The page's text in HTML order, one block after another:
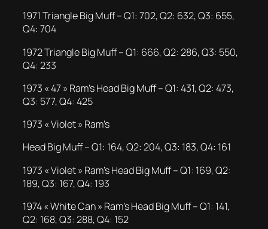
1971 Triangle Big Muff – Q1: 702, Q2: 632, Q3: 655,
Q4: 704
1972 Triangle Big Muff – Q1: 666, Q2: 286, Q3: 550,
Q4: 233
1973 « 47 » Ram’s Head Big Muff – Q1: 431, Q2: 473,
Q3: 577, Q4: 425
1973 « Violet » Ram’s
Head Big Muff – Q1: 164, Q2: 204, Q3: 183, Q4: 161
1973 « Violet » Ram’s Head Big Muff – Q1: 169, Q2:
189, Q3: 167, Q4: 193
1974 « White Can » Ram’s Head Big Muff – Q1: 141,
Q2: 168, Q3: 288, Q4: 152